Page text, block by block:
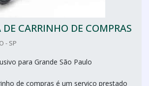
DE CARRINHO DE COMPRAS
- SP
para Grande São Paulo
de compras é um serviço prestado